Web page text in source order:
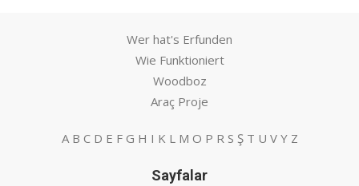
Wer hat's Erfunden
Wie Funktioniert
Woodboz
Araç Proje
A B C D E F G H I K L M O P R S Ş T U V Y Z
Sayfalar